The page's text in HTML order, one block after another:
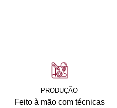
PRODUÇÃO
Feito à mão com técnicas